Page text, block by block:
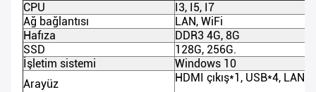
CPU
I3, I5, I7
Ağ bağlantısı
LAN, WiFi
Hafıza
DDR3 4G, 8G
SSD
128G, 256G.
İşletim sistemi
Windows 10
Arayüz
HDMI çıkış*1, USB*4,